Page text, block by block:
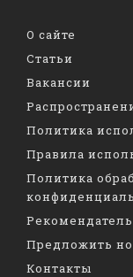
О сайте
Статьи
Вакансии
Политика
Правила
Политика
Предложить
Контакты